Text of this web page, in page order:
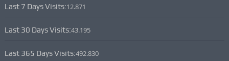
Last 7 Days Visits:12.871
Last 30 Days Visits:43.195
Last 365 Days Visits:492.830